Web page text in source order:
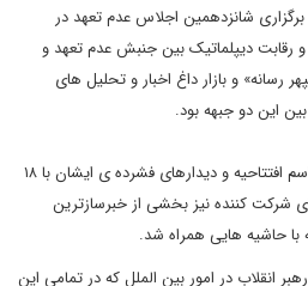
شانزدهمین اجلاس عدم تعهد در
رقابت دیپلماتیک بین جنبش عدم تعهد و
رسانه» و بازار داغ اخبار و تحلیل های
این دو جبهه بود.
سخنرانی رهبر معظم انقلاب در مراسم افتتاحیه و دیدارهای فشرده ی ایشان با ۱۸
شرکت کننده نیز بخشی از خبرسازترین
با حاشیه هایی همراه شد.
انقلاب در امور بین الملل که در تمامی این